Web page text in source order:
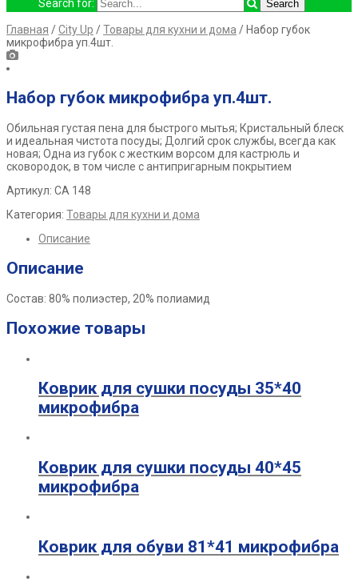
Search for:
Главная /City Up /Товары для кухни и дома / Набор губок
микрофибра уп.4шт.
Набор губок микрофибра уп.4шт.
Обильная густая пена для быстрого мытья; Кристальный блеск
и идеальная чистота посуды; Долгий срок службы, всегда как
новая; Одна из губок с жестким ворсом для кастрюль и
сковородок, в том числе с антипригарным покрытием
Артикул: СА 148
Категория: Товары для кухни и дома
Описание
Описание
Состав: 80% полиэстер, 20% полиамид
Похожие товары
Коврик для сушки посуды 35*40
микрофибра
Коврик для сушки посуды 40*45
микрофибра
Коврик для обуви 81*41 микрофибра